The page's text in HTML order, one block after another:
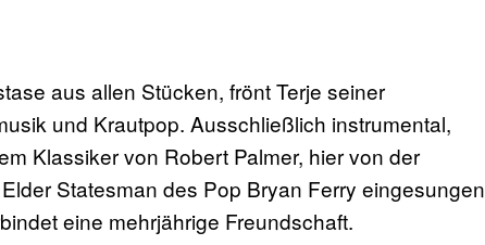
aus allen Stücken, frönt Terje seiner
und Krautpop. Ausschließlich instrumental,
Klassiker von Robert Palmer, hier von der
Statesman des Pop Bryan Ferry eingesungen
eine mehrjährige Freundschaft.